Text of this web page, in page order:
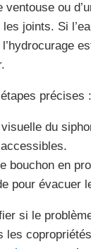
ventouse ou
joints. Si
précises :
du
bouchon en
pour évacuer
si le
les